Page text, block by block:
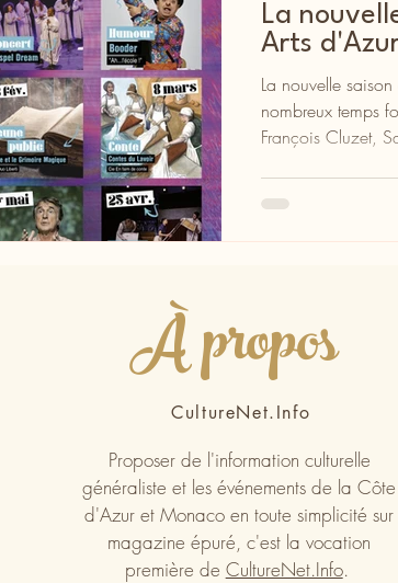
La
Arts
La nouvelle
nombreux temps
François Cluzet,
À propos
CultureNet.Info
Proposer de l'information culturelle
généraliste et les événements de la Côte
d'Azur et Monaco en toute simplicité sur
magazine épuré, c'est la vocation
première de CultureNet.Info.